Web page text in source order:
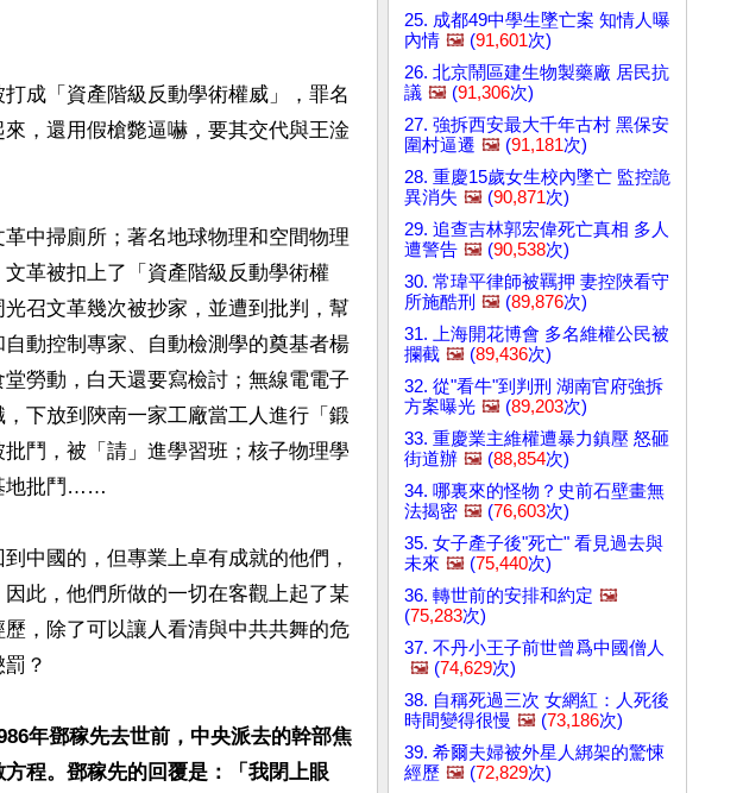
成「資產階級反動學術權威」，罪名
，還用假槍斃逼嚇，要其交代與王淦
中掃廁所；著名地球物理和空間物理
革被扣上了「資產階級反動學術權
召文革幾次被抄家，並遭到批判，幫
動控制專家、自動檢測學的奠基者楊
勞動，白天還要寫檢討；無線電電子
下放到陝南一家工廠當工人進行「鍛
鬥，被「請」進學習班；核子物理學
地批鬥……
中國的，但專業上卓有成就的他們，
此，他們所做的一切在客觀上起了某
，除了可以讓人看清與中共共舞的危
？
年鄧稼先去世前，中央派去的幹部焦
程。鄧稼先的回覆是：「我閉上眼
25. 成都49中學生墜亡案 知情人曝
內情 🖼️ (91,601次)
26. 北京鬧區建生物製藥廠 居民抗
議 🖼️ (91,306次)
27. 強拆西安最大千年古村 黑保安
圍村逼遷 🖼️ (91,181次)
28. 重慶15歲女生校內墜亡 監控詭
異消失 🖼️ (90,871次)
29. 追查吉林郭宏偉死亡真相 多人
遭警告 🖼️ (90,538次)
30. 常瑋平律師被羈押 妻控陜看守
所施酷刑 🖼️ (89,876次)
31. 上海開花博會 多名維權公民被
攔截 🖼️ (89,436次)
32. 從"看牛"到判刑 湖南官府強拆
方案曝光 🖼️ (89,203次)
33. 重慶業主維權遭暴力鎮壓 怒砸
街道辦 🖼️ (88,854次)
34. 哪裏來的怪物？史前石壁畫無
法揭密 🖼️ (76,603次)
35. 女子產子後"死亡" 看見過去與
未來 🖼️ (75,440次)
36. 轉世前的安排和約定 🖼️
(75,283次)
37. 不丹小王子前世曾爲中國僧人
🖼️ (74,629次)
38. 自稱死過三次 女網紅：人死後
時間變得很慢 🖼️ (73,186次)
39. 希爾夫婦被外星人綁架的驚悚
經歷 🖼️ (72,829次)